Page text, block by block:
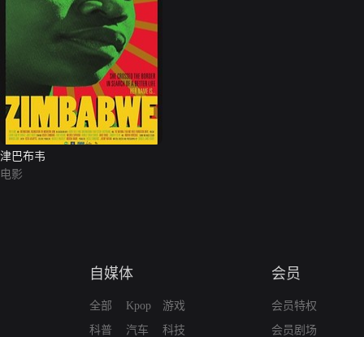
津巴布韦
电影
自媒体
全部
科普
Kpop
汽车
游戏
科技
会员
会员特权
会员剧场